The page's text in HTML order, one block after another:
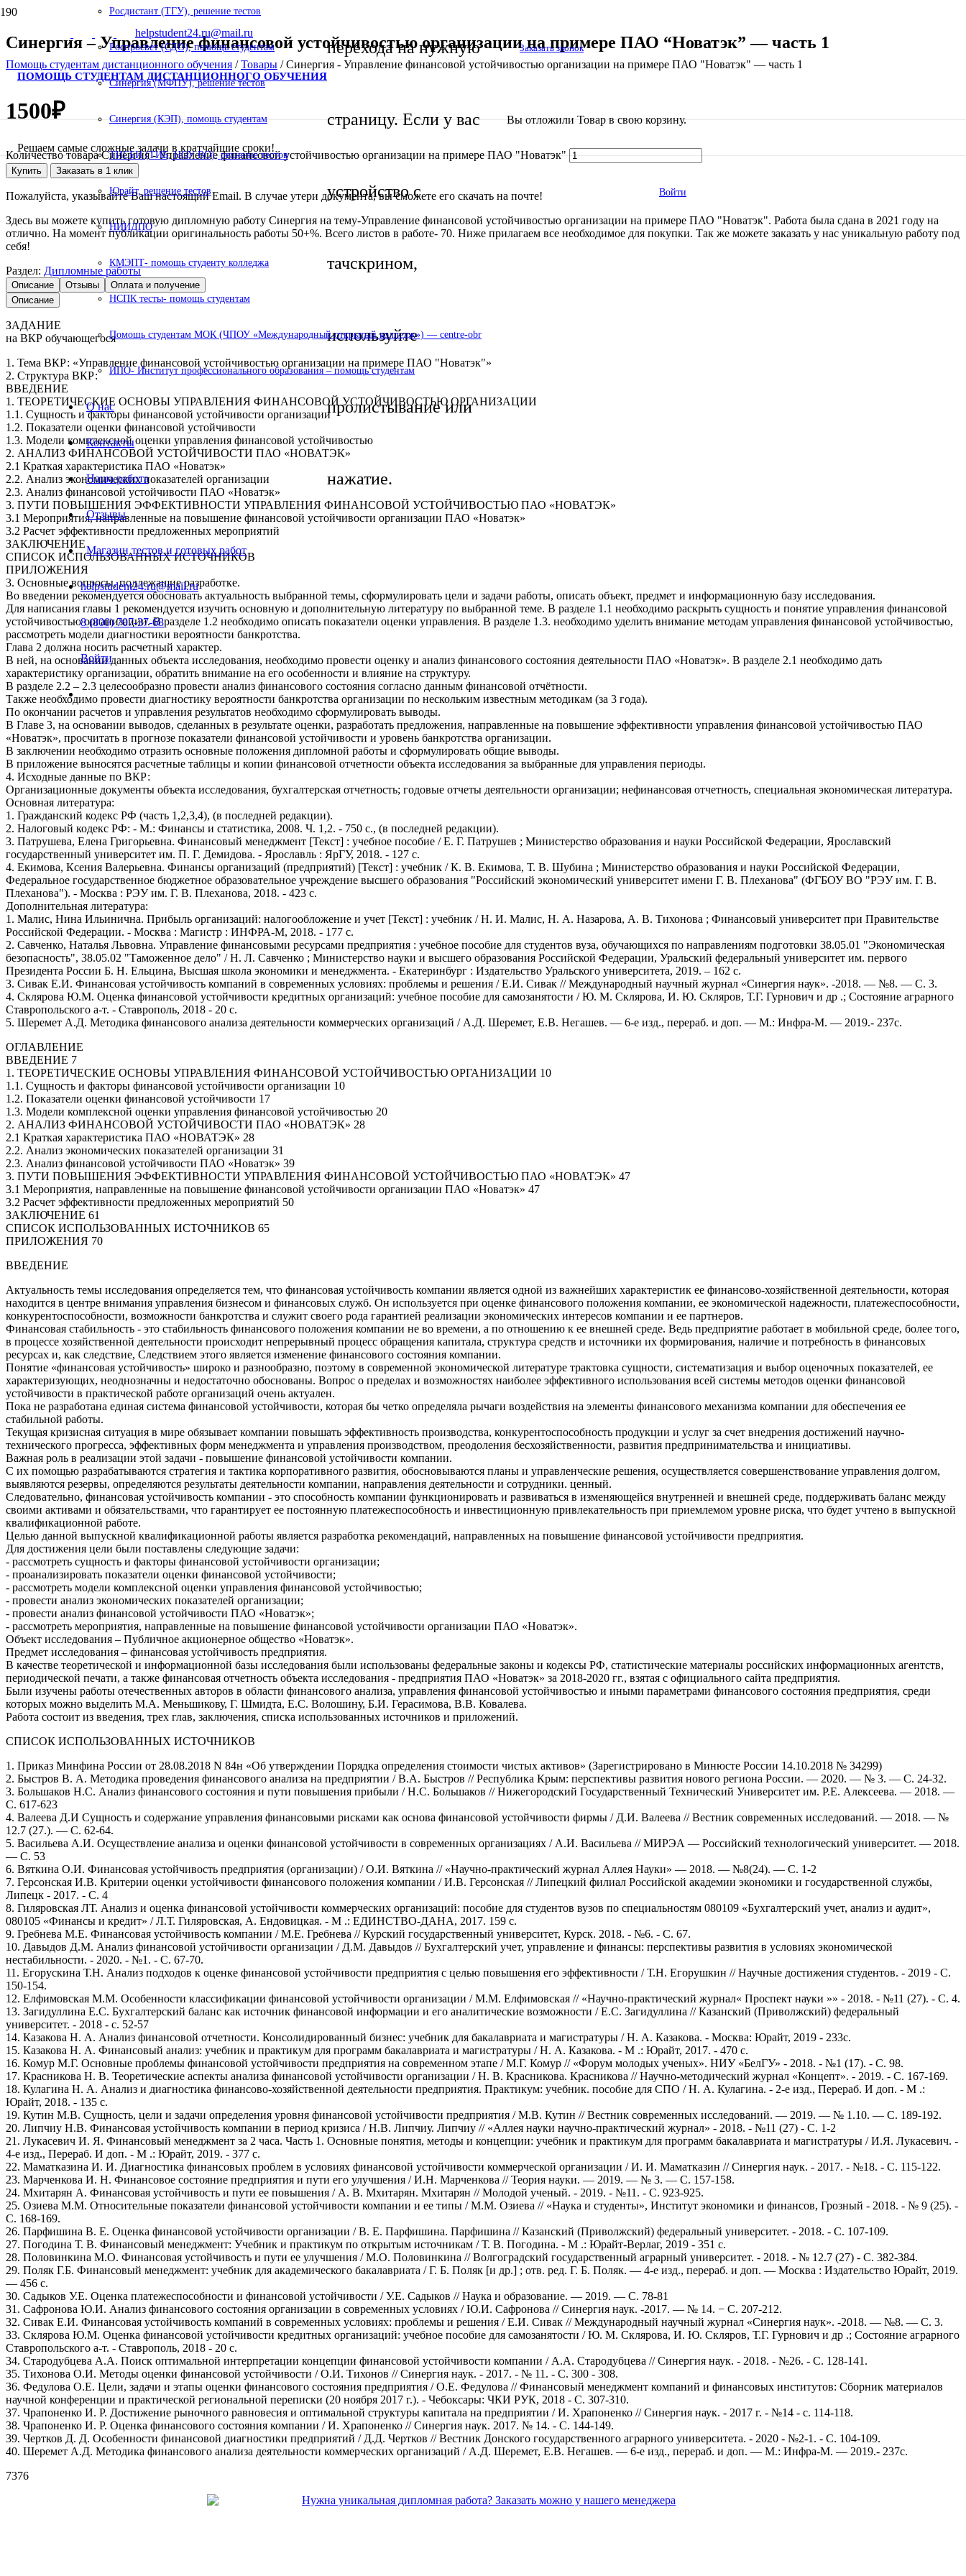
helpstudent24.ru@mail.ru
ПОМОЩЬ СТУДЕНТАМ ДИСТАНЦИОННОГО ОБУЧЕНИЯ
Решаем самые сложные задачи в кратчайшие сроки!
перехода на нужную
страницу. Если у вас
устройство с
тачскрином,
используйте
пролистывание или
нажатие.
Заказать звонок
Вы отложили Товар в свою корзину.
Войти
Росдистант (ТГУ), решение тестов
Роспросвет (СДО), помощь студентам
Синергия (МФПУ), решение тестов
Синергия (КЭП), помощь студентам
ТИСБИ (ТИБ, НОУ ВО), решение тестов
Юрайт, решение тестов
НИИДПО
КМЭПТ- помощь студенту колледжа
НСПК тесты- помощь студентам
Помощь студентам МОК (ЧПОУ «Международный открытый колледж») — centre-obr
ИПО- Институт профессионального образования – помощь студентам
О нас
Контакты
Наша работа
Отзывы
Магазин тестов и готовых работ
helpstudent24.ru@mail.ru
8 (800) 707-37-68
Войти
Синергия – Управление финансовой устойчивостью организации на примере ПАО “Новатэк” — часть 1
Помощь студентам дистанционного обучения /Товары /Синергия - Управление финансовой устойчивостью организации на примере ПАО "Новатэк" — часть 1
1500₽
Количество товара Синергия - Управление финансовой устойчивостью организации на примере ПАО "Новатэк"
Купить Заказать в 1 клик
Пожалуйста, указывайте Ваш настоящий Email. В случае утери документа, вы сможете его скачать на почте!
Здесь вы можете купить готовую дипломную работу Синергия на тему-Управление финансовой устойчивостью организации на примере ПАО "Новатэк". Работа была сдана в 2021 году на
отлично. На момент публикации оригинальность работы 50+%. Всего листов в работе- 70. Ниже прилагаем все необходимое для покупки. Так же можете заказать у нас уникальную работу под
себя!
Раздел: Дипломные работы
Описание Отзывы
Оплата и получение
Описание
ЗАДАНИЕ
на ВКР обучающегося
1. Тема ВКР: «Управление финансовой устойчивостью организации на примере ПАО "Новатэк"»
2. Структура ВКР:
ВВЕДЕНИЕ
1. ТЕОРЕТИЧЕСКИЕ ОСНОВЫ УПРАВЛЕНИЯ ФИНАНСОВОЙ УСТОЙЧИВОСТЬЮ ОРГАНИЗАЦИИ
1.1. Сущность и факторы финансовой устойчивости организации
1.2. Показатели оценки финансовой устойчивости
1.3. Модели комплексной оценки управления финансовой устойчивостью
2. АНАЛИЗ ФИНАНСОВОЙ УСТОЙЧИВОСТИ ПАО «НОВАТЭК»
2.1 Краткая характеристика ПАО «Новатэк»
2.2. Анализ экономических показателей организации
2.3. Анализ финансовой устойчивости ПАО «Новатэк»
3. ПУТИ ПОВЫШЕНИЯ ЭФФЕКТИВНОСТИ УПРАВЛЕНИЯ ФИНАНСОВОЙ УСТОЙЧИВОСТЬЮ ПАО «НОВАТЭК»
3.1 Мероприятия, направленные на повышение финансовой устойчивости организации ПАО «Новатэк»
3.2 Расчет эффективности предложенных мероприятий
ЗАКЛЮЧЕНИЕ
СПИСОК ИСПОЛЬЗОВАННЫХ ИСТОЧНИКОВ
ПРИЛОЖЕНИЯ
3. Основные вопросы, подлежащие разработке.
Во введении рекомендуется обосновать актуальность выбранной темы, сформулировать цели и задачи работы, описать объект, предмет и информационную базу исследования.
Для написания главы 1 рекомендуется изучить основную и дополнительную литературу по выбранной теме. В разделе 1.1 необходимо раскрыть сущность и понятие управления финансовой
устойчивостью организации. В разделе 1.2 необходимо описать показатели оценки управления. В разделе 1.3. необходимо уделить внимание методам управления финансовой устойчивостью,
рассмотреть модели диагностики вероятности банкротства.
Глава 2 должна носить расчетный характер.
В ней, на основании данных объекта исследования, необходимо провести оценку и анализ финансового состояния деятельности ПАО «Новатэк». В разделе 2.1 необходимо дать
характеристику организации, обратить внимание на его особенности и влияние на структуру.
В разделе 2.2 – 2.3 целесообразно провести анализ финансового состояния согласно данным финансовой отчётности.
Также необходимо провести диагностику вероятности банкротства организации по нескольким известным методикам (за 3 года).
По окончании расчетов и управления результатов необходимо сформулировать выводы.
В Главе 3, на основании выводов, сделанных в результате оценки, разработать предложения, направленные на повышение эффективности управления финансовой устойчивостью ПАО
«Новатэк», просчитать в прогнозе показатели финансовой устойчивости и уровень банкротства организации.
В заключении необходимо отразить основные положения дипломной работы и сформулировать общие выводы.
В приложение выносятся расчетные таблицы и копии финансовой отчетности объекта исследования за выбранные для управления периоды.
4. Исходные данные по ВКР:
Организационные документы объекта исследования, бухгалтерская отчетность; годовые отчеты деятельности организации; нефинансовая отчетность, специальная экономическая литература.
Основная литература:
1. Гражданский кодекс РФ (часть 1,2,3,4), (в последней редакции).
2. Налоговый кодекс РФ: - М.: Финансы и статистика, 2008. Ч. 1,2. - 750 с., (в последней редакции).
3. Патрушева, Елена Григорьевна. Финансовый менеджмент [Текст] : учебное пособие / Е. Г. Патрушев ; Министерство образования и науки Российской Федерации, Ярославский
государственный университет им. П. Г. Демидова. - Ярославль : ЯрГУ, 2018. - 127 с.
4. Екимова, Ксения Валерьевна. Финансы организаций (предприятий) [Текст] : учебник / К. В. Екимова, Т. В. Шубина ; Министерство образования и науки Российской Федерации,
Федеральное государственное бюджетное образовательное учреждение высшего образования "Российский экономический университет имени Г. В. Плеханова" (ФГБОУ ВО "РЭУ им. Г. В.
Плеханова"). - Москва : РЭУ им. Г. В. Плеханова, 2018. - 423 с.
Дополнительная литература:
1. Малис, Нина Ильинична. Прибыль организаций: налогообложение и учет [Текст] : учебник / Н. И. Малис, Н. А. Назарова, А. В. Тихонова ; Финансовый университет при Правительстве
Российской Федерации. - Москва : Магистр : ИНФРА-М, 2018. - 177 с.
2. Савченко, Наталья Львовна. Управление финансовыми ресурсами предприятия : учебное пособие для студентов вуза, обучающихся по направлениям подготовки 38.05.01 "Экономическая
безопасность", 38.05.02 "Таможенное дело" / Н. Л. Савченко ; Министерство науки и высшего образования Российской Федерации, Уральский федеральный университет им. первого
Президента России Б. Н. Ельцина, Высшая школа экономики и менеджмента. - Екатеринбург : Издательство Уральского университета, 2019. – 162 с.
3. Сивак Е.И. Финансовая устойчивость компаний в современных условиях: проблемы и решения / Е.И. Сивак // Международный научный журнал «Синергия наук». -2018. — №8. — С. 3.
4. Склярова Ю.М. Оценка финансовой устойчивости кредитных организаций: учебное пособие для самозанятости / Ю. М. Склярова, И. Ю. Скляров, Т.Г. Гурнович и др .; Состояние аграрного
Ставропольского а-т. - Ставрополь, 2018 - 20 с.
5. Шеремет А.Д. Методика финансового анализа деятельности коммерческих организаций / А.Д. Шеремет, Е.В. Негашев. — 6-е изд., перераб. и доп. — М.: Инфра-М. — 2019.- 237с.
ОГЛАВЛЕНИЕ
ВВЕДЕНИЕ 7
1. ТЕОРЕТИЧЕСКИЕ ОСНОВЫ УПРАВЛЕНИЯ ФИНАНСОВОЙ УСТОЙЧИВОСТЬЮ ОРГАНИЗАЦИИ 10
1.1. Сущность и факторы финансовой устойчивости организации 10
1.2. Показатели оценки финансовой устойчивости 17
1.3. Модели комплексной оценки управления финансовой устойчивостью 20
2. АНАЛИЗ ФИНАНСОВОЙ УСТОЙЧИВОСТИ ПАО «НОВАТЭК» 28
2.1 Краткая характеристика ПАО «НОВАТЭК» 28
2.2. Анализ экономических показателей организации 31
2.3. Анализ финансовой устойчивости ПАО «Новатэк» 39
3. ПУТИ ПОВЫШЕНИЯ ЭФФЕКТИВНОСТИ УПРАВЛЕНИЯ ФИНАНСОВОЙ УСТОЙЧИВОСТЬЮ ПАО «НОВАТЭК» 47
3.1 Мероприятия, направленные на повышение финансовой устойчивости организации ПАО «Новатэк» 47
3.2 Расчет эффективности предложенных мероприятий 50
ЗАКЛЮЧЕНИЕ 61
СПИСОК ИСПОЛЬЗОВАННЫХ ИСТОЧНИКОВ 65
ПРИЛОЖЕНИЯ 70
ВВЕДЕНИЕ
Актуальность темы исследования определяется тем, что финансовая устойчивость компании является одной из важнейших характеристик ее финансово-хозяйственной деятельности, которая
находится в центре внимания управления бизнесом и финансовых служб. Он используется при оценке финансового положения компании, ее экономической надежности, платежеспособности,
конкурентоспособности, возможности банкротства и служит своего рода гарантией реализации экономических интересов компании и ее партнеров.
Финансовая стабильность - это стабильность финансового положения компании не во времени, а по отношению к ее внешней среде. Ведь предприятие работает в мобильной среде, более того,
в процессе хозяйственной деятельности происходит непрерывный процесс обращения капитала, структура средств и источники их формирования, наличие и потребность в финансовых
ресурсах и, как следствие, Следствием этого является изменение финансового состояния компании.
Понятие «финансовая устойчивость» широко и разнообразно, поэтому в современной экономической литературе трактовка сущности, систематизация и выбор оценочных показателей, ее
характеризующих, неоднозначны и недостаточно обоснованы. Вопрос о пределах и возможностях наиболее эффективного использования всей системы методов оценки финансовой
устойчивости в практической работе организаций очень актуален.
Пока не разработана единая система финансовой устойчивости, которая бы четко определяла рычаги воздействия на элементы финансового механизма компании для обеспечения ее
стабильной работы.
Текущая кризисная ситуация в мире обязывает компании повышать эффективность производства, конкурентоспособность продукции и услуг за счет внедрения достижений научно-
технического прогресса, эффективных форм менеджмента и управления производством, преодоления бесхозяйственности, развития предпринимательства и инициативы.
Важная роль в реализации этой задачи - повышение финансовой устойчивости компании.
С их помощью разрабатываются стратегия и тактика корпоративного развития, обосновываются планы и управленческие решения, осуществляется совершенствование управления долгом,
выявляются резервы, определяются результаты деятельности компании, направления деятельности и сотрудники. ценный.
Следовательно, финансовая устойчивость компании - это способность компании функционировать и развиваться в изменяющейся внутренней и внешней среде, поддерживать баланс между
своими активами и обязательствами, что гарантирует ее постоянную платежеспособность и инвестиционную привлекательность при приемлемом уровне риска, что будет учтено в выпускной
квалификационной работе.
Целью данной выпускной квалификационной работы является разработка рекомендаций, направленных на повышение финансовой устойчивости предприятия.
Для достижения цели были поставлены следующие задачи:
- рассмотреть сущность и факторы финансовой устойчивости организации;
- проанализировать показатели оценки финансовой устойчивости;
- рассмотреть модели комплексной оценки управления финансовой устойчивостью;
- провести анализ экономических показателей организации;
- провести анализ финансовой устойчивости ПАО «Новатэк»;
- рассмотреть мероприятия, направленные на повышение финансовой устойчивости организации ПАО «Новатэк».
Объект исследования – Публичное акционерное общество «Новатэк».
Предмет исследования – финансовая устойчивость предприятия.
В качестве теоретической и информационной базы исследования были использованы федеральные законы и кодексы РФ, статистические материалы российских информационных агентств,
периодической печати, а также финансовая отчетность объекта исследования - предприятия ПАО «Новатэк» за 2018-2020 гг., взятая c официального сайта предприятия.
Были изучены работы отечественных авторов в области финансового анализа, управления финансовой устойчивостью и иными параметрами финансового состояния предприятия, среди
которых можно выделить М.А. Меньшикову, Г. Шмидта, Е.С. Волошину, Б.И. Герасимова, В.В. Ковалева.
Работа состоит из введения, трех глав, заключения, списка использованных источников и приложений.
СПИСОК ИСПОЛЬЗОВАННЫХ ИСТОЧНИКОВ
1. Приказ Минфина России от 28.08.2018 N 84н «Об утверждении Порядка определения стоимости чистых активов» (Зарегистрировано в Минюсте России 14.10.2018 № 34299)
2. Быстров В. А. Методика проведения финансового анализа на предприятии / В.А. Быстров // Республика Крым: перспективы развития нового региона России. — 2020. — № 3. — С. 24-32.
3. Большаков Н.С. Анализ финансового состояния и пути повышения прибыли / Н.С. Большаков // Нижегородский Государственный Технический Университет им. Р.Е. Алексеева. — 2018. —
С. 617-623
4. Валеева Д.И Сущность и содержание управления финансовыми рисками как основа финансовой устойчивости фирмы / Д.И. Валеева // Вестник современных исследований. — 2018. — №
12.7 (27.). — С. 62-64.
5. Васильева А.И. Осуществление анализа и оценки финансовой устойчивости в современных организациях / А.И. Васильева // МИРЭА — Российский технологический университет. — 2018.
— С. 53
6. Вяткина О.И. Финансовая устойчивость предприятия (организации) / О.И. Вяткина // «Научно-практический журнал Аллея Науки» — 2018. — №8(24). — С. 1-2
7. Герсонская И.В. Критерии оценки устойчивости финансового положения компании / И.В. Герсонская // Липецкий филиал Российской академии экономики и государственной службы,
Липецк - 2017. - С. 4
8. Гиляровская ЛТ. Анализ и оценка финансовой устойчивости коммерческих организаций: пособие для студентов вузов по специальностям 080109 «Бухгалтерский учет, анализ и аудит»,
080105 «Финансы и кредит» / Л.Т. Гиляровская, А. Ендовицкая. - М .: ЕДИНСТВО-ДАНА, 2017. 159 с.
9. Гребнева М.Е. Финансовая устойчивость компании / М.Е. Гребнева // Курский государственный университет, Курск. 2018. - №6. - С. 67.
10. Давыдов Д.М. Анализ финансовой устойчивости организации / Д.М. Давыдов // Бухгалтерский учет, управление и финансы: перспективы развития в условиях экономической
нестабильности. - 2020. - №1. - С. 67-70.
11. Егорускина Т.Н. Анализ подходов к оценке финансовой устойчивости предприятия с целью повышения его эффективности / Т.Н. Егорушкин // Научные достижения студентов. - 2019 - С.
150-154.
12. Елфимовская М.М. Особенности классификации финансовой устойчивости организации / М.М. Елфимовская // «Научно-практический журнал« Проспект науки »» - 2018. - №11 (27). - С. 4.
13. Загидуллина Е.С. Бухгалтерский баланс как источник финансовой информации и его аналитические возможности / Е.С. Загидуллина // Казанский (Приволжский) федеральный
университет. - 2018 - с. 52-57
14. Казакова Н. А. Анализ финансовой отчетности. Консолидированный бизнес: учебник для бакалавриата и магистратуры / Н. А. Казакова. - Москва: Юрайт, 2019 - 233с.
15. Казакова Н. А. Финансовый анализ: учебник и практикум для программ бакалавриата и магистратуры / Н. А. Казакова. - М .: Юрайт, 2017. - 470 с.
16. Комур М.Г. Основные проблемы финансовой устойчивости предприятия на современном этапе / М.Г. Комур // «Форум молодых ученых». НИУ «БелГУ» - 2018. - №1 (17). - С. 98.
17. Красникова Н. В. Теоретические аспекты анализа финансовой устойчивости организации / Н. В. Красникова. Красникова // Научно-методический журнал «Концепт». - 2019. - С. 167-169.
18. Кулагина Н. А. Анализ и диагностика финансово-хозяйственной деятельности предприятия. Практикум: учебник. пособие для СПО / Н. А. Кулагина. - 2-е изд., Перераб. И доп. - М .:
Юрайт, 2018. - 135 с.
19. Кутин М.В. Сущность, цели и задачи определения уровня финансовой устойчивости предприятия / М.В. Кутин // Вестник современных исследований. — 2019. — № 1.10. — С. 189-192.
20. Липчиу Н.В. Финансовая устойчивость компании в период кризиса / Н.В. Липчиу. Липчиу // «Аллея науки научно-практический журнал» - 2018. - №11 (27) - С. 1-2
21. Лукасевич И. Я. Финансовый менеджмент за 2 часа. Часть 1. Основные понятия, методы и концепции: учебник и практикум для программ бакалавриата и магистратуры / И.Я. Лукасевич. -
4-е изд., Перераб. И доп. - М .: Юрайт, 2019. - 377 с.
22. Маматказина И. И. Диагностика финансовых проблем в условиях финансовой устойчивости коммерческой организации / И. И. Маматказин // Синергия наук. - 2017. - №18. - С. 115-122.
23. Марченкова И. Н. Финансовое состояние предприятия и пути его улучшения / И.Н. Марченкова // Теория науки. — 2019. — № 3. — С. 157-158.
24. Мхитарян А. Финансовая устойчивость и пути ее повышения / А. В. Мхитарян. Мхитарян // Молодой ученый. - 2019. - №11. - С. 923-925.
25. Озиева М.М. Относительные показатели финансовой устойчивости компании и ее типы / М.М. Озиева // «Наука и студенты», Институт экономики и финансов, Грозный - 2018. - № 9 (25). -
С. 168-169.
26. Парфишина В. Е. Оценка финансовой устойчивости организации / В. Е. Парфишина. Парфишина // Казанский (Приволжский) федеральный университет. - 2018. - С. 107-109.
27. Погодина Т. В. Финансовый менеджмент: Учебник и практикум по открытым источникам / Т. В. Погодина. - М .: Юрайт-Верлаг, 2019 - 351 с.
28. Половинкина М.О. Финансовая устойчивость и пути ее улучшения / М.О. Половинкина // Волгоградский государственный аграрный университет. - 2018. - № 12.7 (27) - С. 382-384.
29. Поляк Г.Б. Финансовый менеджмент: учебник для академического бакалавриата / Г. Б. Поляк [и др.] ; отв. ред. Г. Б. Поляк. — 4-е изд., перераб. и доп. — Москва : Издательство Юрайт, 2019.
— 456 с.
30. Садыков У.Е. Оценка платежеспособности и финансовой устойчивости / У.Е. Садыков // Наука и образование. — 2019. — С. 78-81
31. Сафронова Ю.И. Анализ финансового состояния организации в современных условиях / Ю.И. Сафронова // Синергия наук. -2017. — № 14. − С. 207-212.
32. Сивак Е.И. Финансовая устойчивость компаний в современных условиях: проблемы и решения / Е.И. Сивак // Международный научный журнал «Синергия наук». -2018. — №8. — С. 3.
33. Склярова Ю.М. Оценка финансовой устойчивости кредитных организаций: учебное пособие для самозанятости / Ю. М. Склярова, И. Ю. Скляров, Т.Г. Гурнович и др .; Состояние аграрного
Ставропольского а-т. - Ставрополь, 2018 - 20 с.
34. Стародубцева А.А. Поиск оптимальной интерпретации концепции финансовой устойчивости компании / А.А. Стародубцева // Синергия наук. - 2018. - №26. - С. 128-141.
35. Тихонова О.И. Методы оценки финансовой устойчивости / О.И. Тихонов // Синергия наук. - 2017. - № 11. - С. 300 - 308.
36. Федулова О.Е. Цели, задачи и этапы оценки финансового состояния предприятия / О.Е. Федулова // Финансовый менеджмент компаний и финансовых институтов: Сборник материалов
научной конференции и практической региональной переписки (20 ноября 2017 г.). - Чебоксары: ЧКИ РУК, 2018 - С. 307-310.
37. Чрапоненко И. Р. Достижение рыночного равновесия и оптимальной структуры капитала на предприятии / И. Храпоненко // Синергия наук. - 2017 г. - №14 - с. 114-118.
38. Чрапоненко И. Р. Оценка финансового состояния компании / И. Храпоненко // Синергия наук. 2017. № 14. - С. 144-149.
39. Чертков Д. Д. Особенности финансовой диагностики предприятий / Д.Д. Чертков // Вестник Донского государственного аграрного университета. - 2020 - №2-1. - С. 104-109.
40. Шеремет А.Д. Методика финансового анализа деятельности коммерческих организаций / А.Д. Шеремет, Е.В. Негашев. — 6-е изд., перераб. и доп. — М.: Инфра-М. — 2019.- 237с.
7376